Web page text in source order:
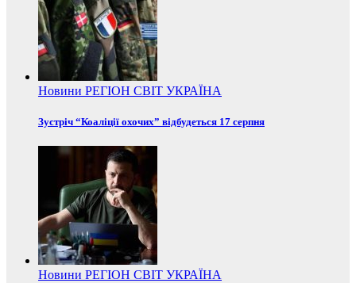
Новини РЕГІОН СВІТ УКРАЇНА
Зустріч “Коаліції охочих” відбудеться 17 серпня
Новини РЕГІОН СВІТ УКРАЇНА